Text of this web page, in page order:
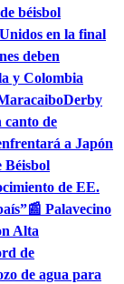
béisbol
en la final
deben
y Colombia
Derby
canto de
a Japón
Béisbol
de EE.
📰 Palavecino
Alta
de
de agua para